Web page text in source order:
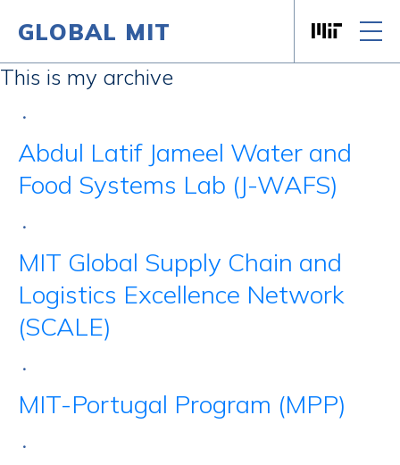
Skip to content
GLOBAL MIT
This is my archive
•
Abdul Latif Jameel Water and
Food Systems Lab (J-WAFS)
•
MIT Global Supply Chain and
Logistics Excellence Network
(SCALE)
•
MIT-Portugal Program (MPP)
•